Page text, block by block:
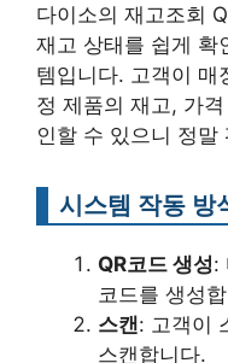
다이소의 재고조회
재고 상태를 쉽게 확
템입니다. 고객이 매
정 제품의 재고, 가
인할 수 있으니 정말
시스템 작동 방
QR코드 생성:
코드를 생성
스캔: 고객이
스캔합니다.